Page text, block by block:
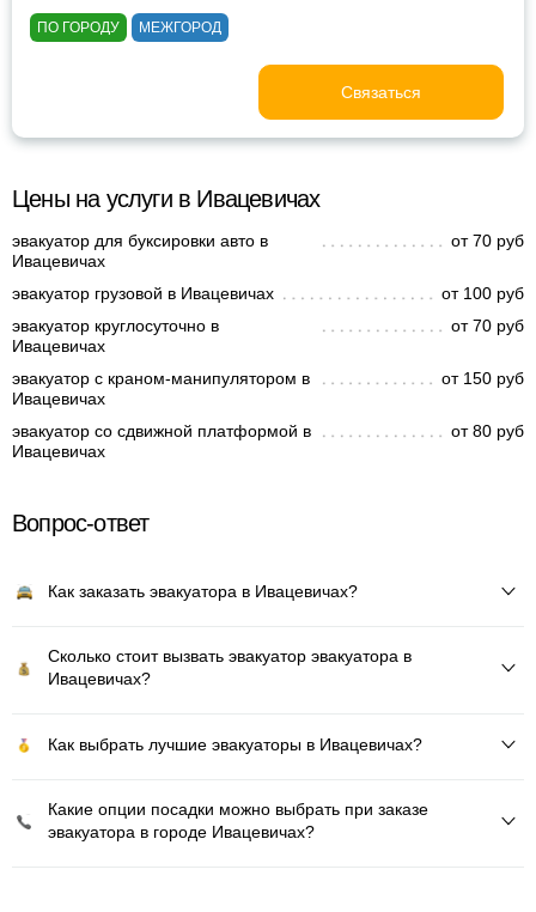
ПО ГОРОДУ МЕЖГОРОД
Связаться
Цены на услуги в Ивацевичах
эвакуатор для буксировки авто в
Ивацевичах
от 70 руб
эвакуатор грузовой в Ивацевичах
от 100 руб
эвакуатор круглосуточно в
Ивацевичах
от 70 руб
эвакуатор с краном-манипулятором в
Ивацевичах
от 150 руб
эвакуатор со сдвижной платформой в
Ивацевичах
от 80 руб
Вопрос-ответ
Как заказать эвакуатора в Ивацевичах?
Сколько стоит вызвать эвакуатор эвакуатора в
Ивацевичах?
Как выбрать лучшие эвакуаторы в Ивацевичах?
Какие опции посадки можно выбрать при заказе
эвакуатора в городе Ивацевичах?